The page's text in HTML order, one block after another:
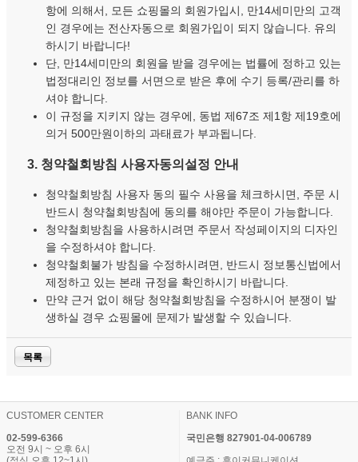
항에 의해서, 모든 쇼핑몰의 회원가입시, 만14세미만의 고객
인 경우에는 전산자동으로 회원가입이 되지 않습니다. 유의
하시기 바랍니다!
단, 만14세미만의 회원을 받을 경우에는 법률에 정하고 있는
법정대리인 정보를 서면으로 받은 후에 수기 등록/관리를 하
셔야 합니다.
이 규정을 지키지 않는 경우에, 동법 제67조 제1항 제19호에
의거 500만원이하의 과태료가 부과됩니다.
3. 청약철회방침 사용자동의설정 안내
청약철회방침 사용자 동의 필수 사용을 체크하시면, 주문 시
반드시 청약철회방침에 동의를 해야만 주문이 가능합니다.
청약철회방침을 사용하시려면 주문서 작성페이지의 디자인
을 수정하셔야 합니다.
청약철회불가 방침을 수정하시려면, 반드시 정보통신법에서
제정하고 있는 본래 규정을 확인하시기 바랍니다.
만약 근거 없이 해당 청약철회방침을 수정하시어 분쟁이 발
생하실 경우 쇼핑몰에 문제가 발생할 수 있습니다.
목록
CUSTOMER CENTER
02-599-6366
오전 9시 ~ 오후 6시
BANK INFO
국민은행 827901-04-006789